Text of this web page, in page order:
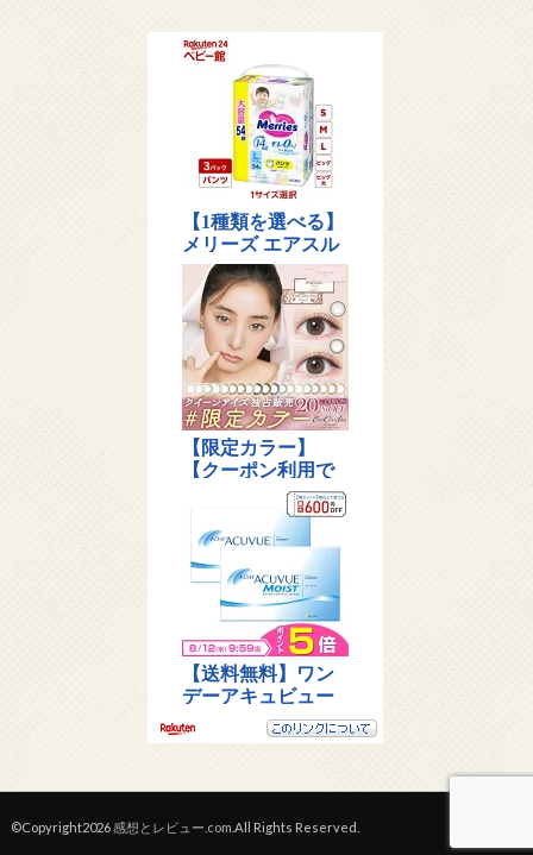
©Copyright2026感想とレビュー.com .All Rights Reserved.